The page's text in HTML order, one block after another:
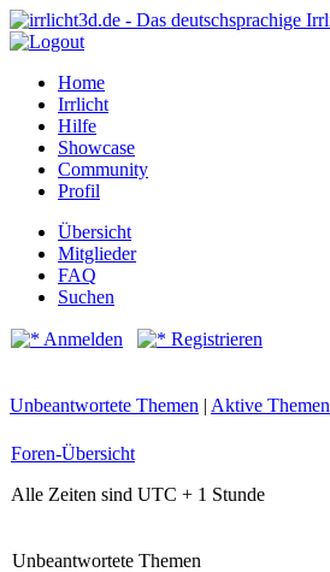
Home
Irrlicht
Hilfe
Showcase
Community
Profil
Übersicht
Mitglieder
FAQ
Suchen
Anmelden Registrieren
Unbeantwortete Themen | Aktive Themen
Foren-Übersicht
Alle Zeiten sind UTC + 1 Stunde
Unbeantwortete Themen